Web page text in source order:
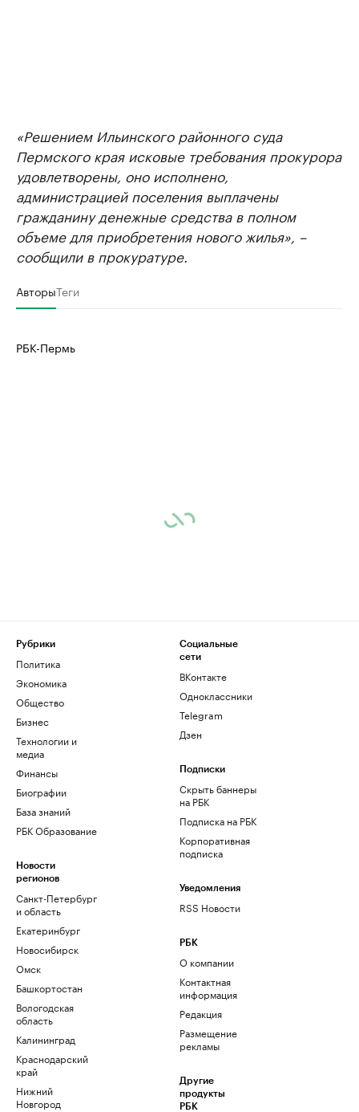
«Решением Ильинского районного суда
Пермского края исковые требования прокурора
удовлетворены, оно исполнено,
администрацией поселения выплачены
гражданину денежные средства в полном
объеме для приобретения нового жилья», –
сообщили в прокуратуре.
АвторыТеги
РБК-Пермь
Рубрики
Политика
Экономика
Общество
Бизнес
Технологии и
медиа
Финансы
Биографии
База знаний
РБК Образование
Новости
регионов
Санкт-Петербург
и область
Екатеринбург
Новосибирск
Омск
Башкортостан
Вологодская
область
Калининград
Краснодарский
край
Нижний
Новгород
Социальные
сети
ВКонтакте
Одноклассники
Telegram
Дзен
Подписки
Скрыть баннеры
на РБК
Подписка на РБК
Корпоративная
подписка
Уведомления
RSS Новости
РБК
О компании
Контактная
информация
Редакция
Размещение
рекламы
Другие
продукты
РБК